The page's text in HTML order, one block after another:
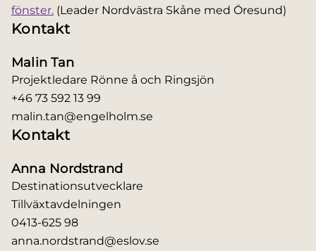
fönster. (Leader Nordvästra Skåne med Öresund)
Kontakt
Malin Tan
Projektledare Rönne å och Ringsjön
+46 73 592 13 99
malin.tan@engelholm.se
Kontakt
Anna Nordstrand
Destinationsutvecklare
Tillväxtavdelningen
0413-625 98
anna.nordstrand@eslov.se